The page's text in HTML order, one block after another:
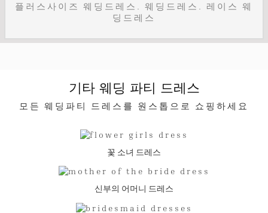
플러스사이즈 웨딩드레스. 웨딩드레스. 레이스 웨
딩드레스
기타 웨딩 파티 드레스
모든 웨딩파티 드레스를 원스톱으로 쇼핑하세요
꽃 소녀 드레스
신부의 어머니 드레스